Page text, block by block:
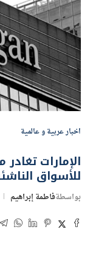
اخبار عربية و عالمية
الإمارات
للأسواق
بواسطةفاطمة إبراهيم